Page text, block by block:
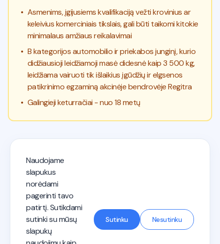
Naudojame
slapukus
norėdami
pagerinti tavo
patirtį. Sutikdami
sutinki su mūsų
slapukų
Sutinku Nesutinku
• Asmenims, įgijusiems kvalifikaciją vežti krovinius ar
keleivius komerciniais tikslais, gali būti taikomi kitokie
minimalaus amžiaus reikalavimai
• B kategorijos automobilio ir priekabos junginį, kurio
didžiausioji leidžiamoji masė didesnė kaip 3 500 kg,
leidžiama vairuoti tik išlaikius įgūdžių ir elgsenos
patikrinimo egzaminą akcinėje bendrovėje Regitra
• Galingieji keturračiai - nuo 18 metų
Privatumo politika
Vairuotojo kategorijos
Mokymas vairuotiSusisiek su mumis